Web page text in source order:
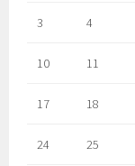
3 4
10 11
17 18
24 25